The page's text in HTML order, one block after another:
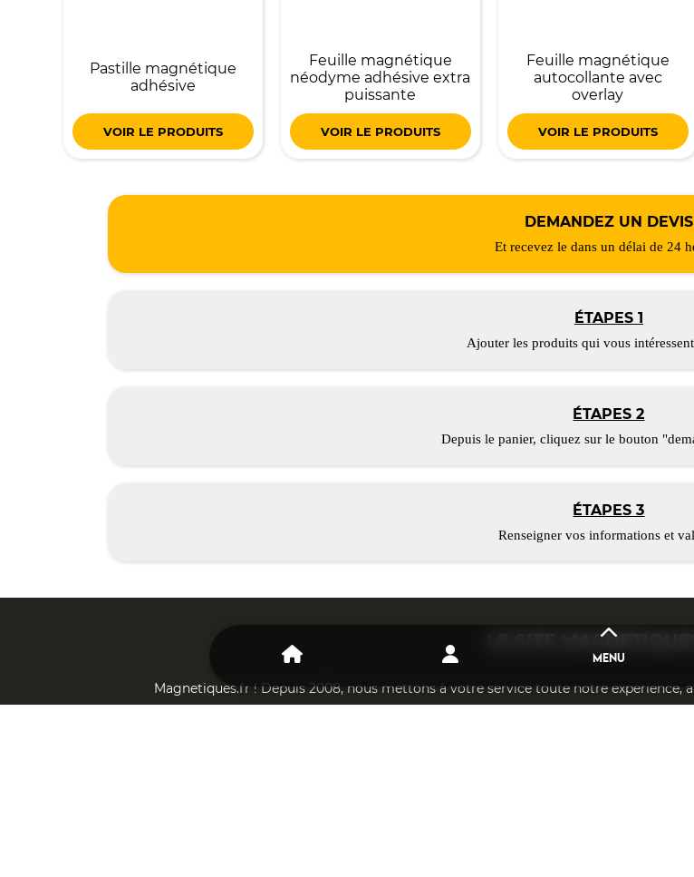
MENU
Pastille magnétique
adhésive
VOIR LE PRODUITS
Feuille magnétique
néodyme adhésive extra
puissante
VOIR LE PRODUITS
Feuille magnétique
autocollante avec
overlay
VOIR LE PRODUITS
DEMANDEZ UN DEVIS
Et recevez le dans un délai de 24
ÉTAPES 1
Ajouter les produits qui vous
ÉTAPES 2
Depuis le panier, cliquez sur le bouton
ÉTAPES 3
Renseigner vos informations et
Magnetiques.fr ! Depuis 2008, nous mettons à votre service toute notre